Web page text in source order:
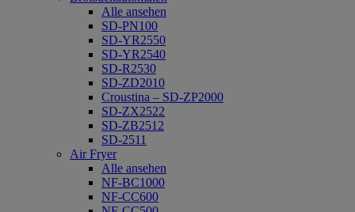
Alle ansehen
SD-PN100
SD-YR2550
SD-YR2540
SD-R2530
SD-ZD2010
Croustina – SD-ZP2000
SD-ZX2522
SD-ZB2512
SD-2511
Air Fryer
Alle ansehen
NF-BC1000
NF-CC600